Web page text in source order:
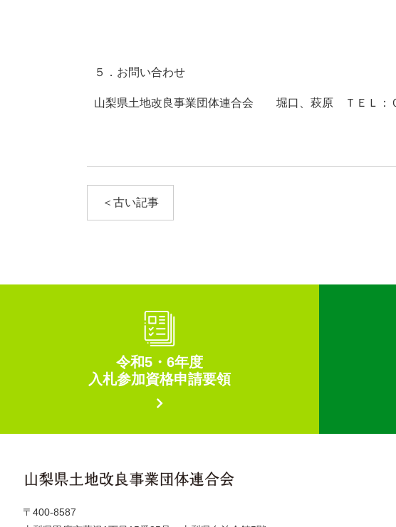
５．お問い合わせ
山梨県土地改良事業団体連合会 堀口、萩原 ＴＥＬ：
＜古い記事
令和5・6年度
入札参加資格申請要領
〒400-8587